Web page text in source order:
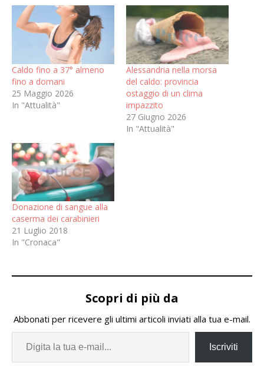
Caldo fino a 37° almeno
fino a domani
25 Maggio 2026
In "Attualità"
Alessandria nella morsa
del caldo: provincia
ostaggio di un clima
impazzito
27 Giugno 2026
In "Attualità"
Donazione di sangue alla
caserma dei carabinieri
21 Luglio 2018
In "Cronaca"
Scopri di più da
Abbonati per ricevere gli ultimi articoli inviati alla tua e-mail.
Iscriviti